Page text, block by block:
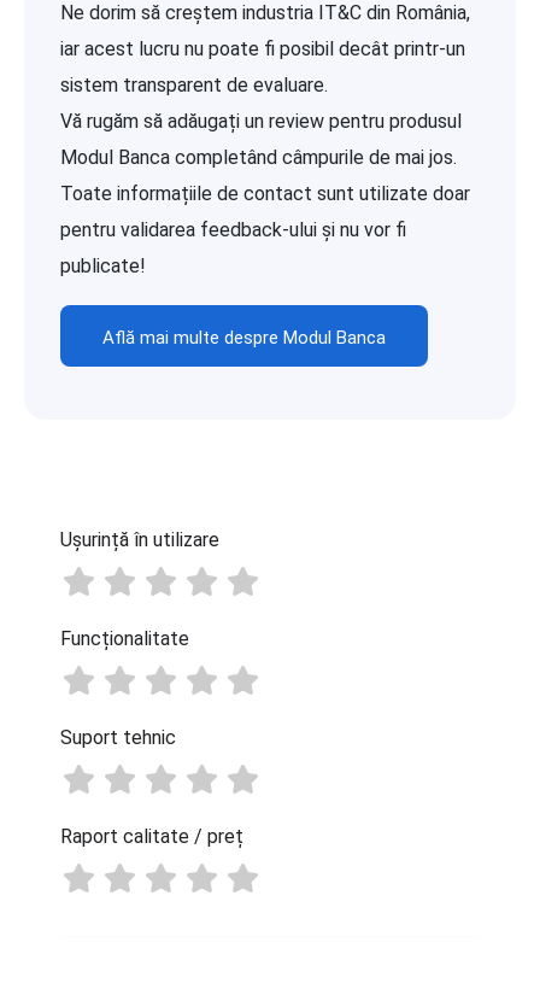
Ne dorim să creștem industria IT&C din România,
iar acest lucru nu poate fi posibil decât printr-un
sistem transparent de evaluare.
Vă rugăm să adăugați un review pentru produsul
Modul Banca completând câmpurile de mai jos.
Toate informațiile de contact sunt utilizate doar
pentru validarea feedback-ului și nu vor fi
publicate!
Află mai multe despre Modul Banca
Ușurință în utilizare
Funcționalitate
Suport tehnic
Raport calitate / preț